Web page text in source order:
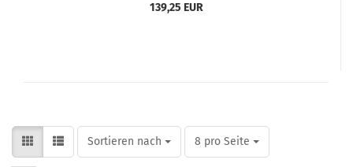
139,25 EUR
Sortieren nach
Sortieren nach 8 pro Seite
pro Seite